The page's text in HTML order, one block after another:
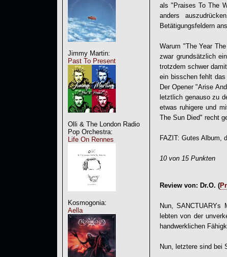
Jimmy Martin:
Past To Present
Olli & The London Radio
Pop Orchestra:
Life On Rennes
Kosmogonia:
Aella
als "Praises To The
anders
Betätigungsfeldern
Warum "The Year
zwar grundsätzlich
trotzdem schwer
ein bisschen fehlt
Der Opener "Arise
letztlich genauso zu
etwas ruhigere und
The Sun Died" recht
FAZIT: Gutes Album,
10 von 15 Punkten
Review von: Dr.O. (
Nun, SANCTUARYs
lebten von der
handwerklichen
Nun, letztere sind bei